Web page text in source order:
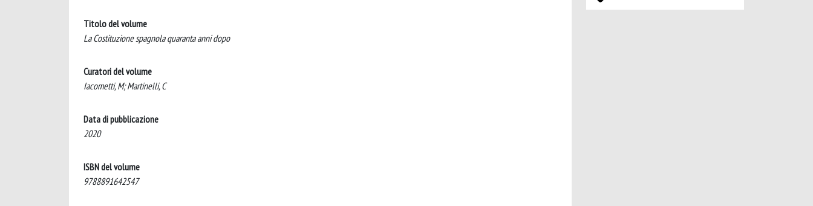
Titolo del volume
La Costituzione spagnola quaranta anni dopo
Curatori del volume
Iacometti, M; Martinelli, C
Data di pubblicazione
2020
ISBN del volume
9788891642547